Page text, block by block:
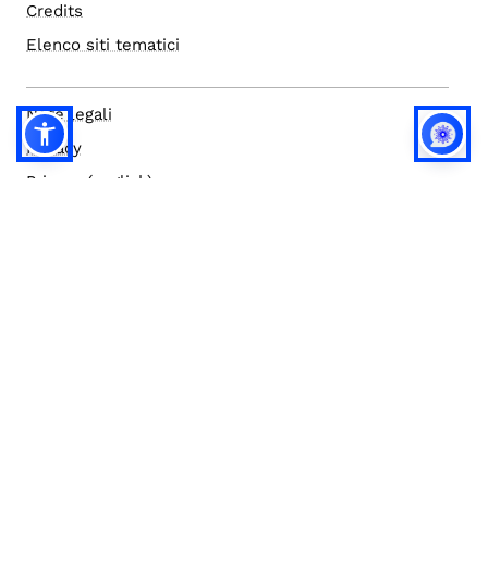
Credits
Elenco siti tematici
Note legali
Privacy
Privacy (english)